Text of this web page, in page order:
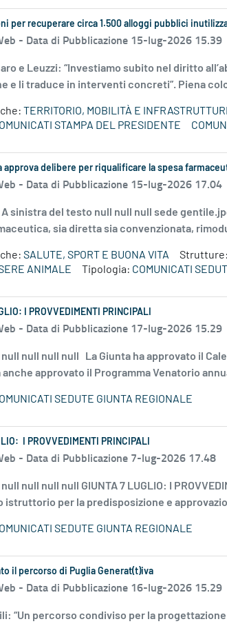
per recuperare circa 1.500 alloggi pubblici
- Data di Pubblicazione 15-lug-2026 15.39
e Leuzzi: “Investiamo subito nel diritto
e li traduce in interventi concreti”. Piena
TERRITORIO, MOBILITÀ E
STAMPA DEL PRESIDENTE
approva delibere per riqualificare la spesa
- Data di Pubblicazione 15-lug-2026 17.04
sinistra del testo null null null sede
sia diretta sia convenzionata,
SALUTE, SPORT E BUONA VITA Strutture:
ANIMALE
Tipologia: COMUNICATI
I PROVVEDIMENTI PRINCIPALI
- Data di Pubblicazione 17-lug-2026 15.29
null null null La Giunta ha approvato il
anche approvato il Programma Venatorio
SEDUTE GIUNTA REGIONALE
I PROVVEDIMENTI PRINCIPALI
- Data di Pubblicazione 7-lug-2026 17.48
null null null GIUNTA 7 LUGLIO: I
istruttorio per la predisposizione e
SEDUTE GIUNTA REGIONALE
il percorso di Puglia Generat(t)iva
- Data di Pubblicazione 16-lug-2026 15.29
“Un percorso condiviso per la